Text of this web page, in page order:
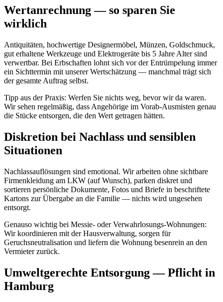
Wertanrechnung — so sparen Sie
wirklich
Antiquitäten, hochwertige Designermöbel, Münzen, Goldschmuck,
gut erhaltene Werkzeuge und Elektrogeräte bis 5 Jahre Alter sind
verwertbar. Bei Erbschaften lohnt sich vor der Entrümpelung immer
ein Sichttermin mit unserer Wertschätzung — manchmal trägt sich
der gesamte Auftrag selbst.
Tipp aus der Praxis: Werfen Sie nichts weg, bevor wir da waren.
Wir sehen regelmäßig, dass Angehörige im Vorab-Ausmisten genau
die Stücke entsorgen, die den Wert getragen hätten.
Diskretion bei Nachlass und sensiblen
Situationen
Nachlassauflösungen sind emotional. Wir arbeiten ohne sichtbare
Firmenkleidung am LKW (auf Wunsch), parken diskret und
sortieren persönliche Dokumente, Fotos und Briefe in beschriftete
Kartons zur Übergabe an die Familie — nichts wird ungesehen
entsorgt.
Genauso wichtig bei Messie- oder Verwahrlosungs-Wohnungen:
Wir koordinieren mit der Hausverwaltung, sorgen für
Geruchsneutralisation und liefern die Wohnung besenrein an den
Vermieter zurück.
Umweltgerechte Entsorgung — Pflicht in
Hamburg